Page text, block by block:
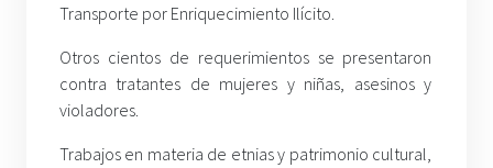
Transporte por Enriquecimiento Ilícito.
Otros cientos de requerimientos se presentaron
contra tratantes de mujeres y niñas, asesinos y
violadores.
Trabajos en materia de etnias y patrimonio cultural,